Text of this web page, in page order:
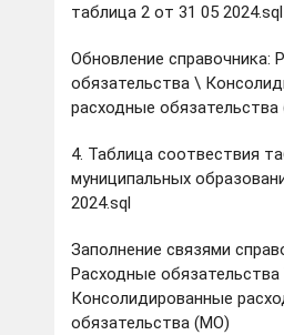
таблица 2 от 31 05 2024.sql
Обновление справочника:
обязательства \
расходные
4. Таблица соотвествия
муниципальных
2024.sql
Заполнение связями
Расходные
Консолидированные
обязательства (МО)